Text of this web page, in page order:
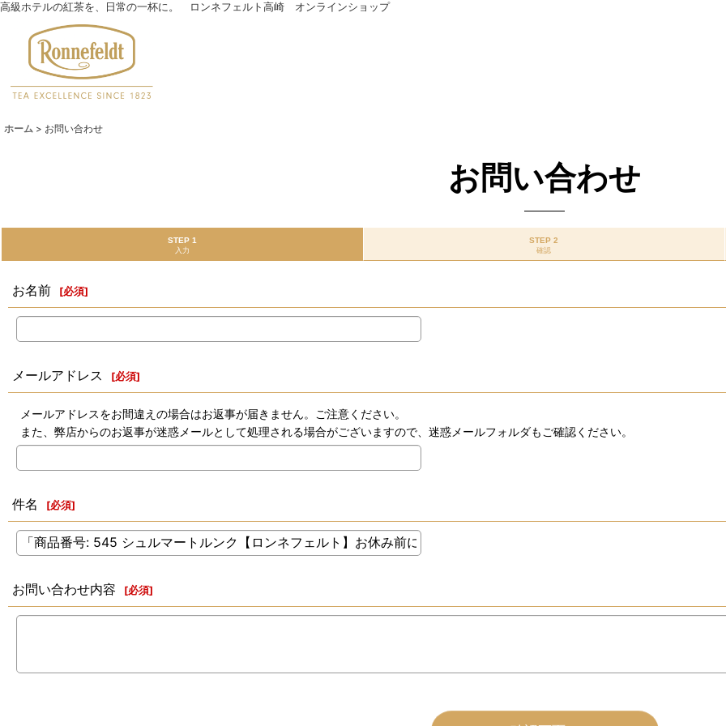
高級ホテルの紅茶を、日常の一杯に。 ロンネフェルト高崎 オンラインショップ
ホーム > お問い合わせ
お問い合わせ
STEP 1
入力
STEP 2
確認
お名前 [必須]
メールアドレス [必須]
メールアドレスをお間違えの場合はお返事が届きません。ご注意ください。
また、弊店からのお返事が迷惑メールとして処理される場合がございますので、迷惑メールフォルダもご確認ください。
件名 [必須]
お問い合わせ内容 [必須]